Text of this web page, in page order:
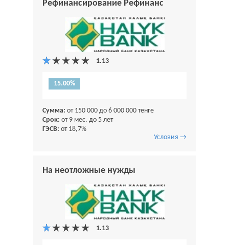
Рефинансирование Рефинанс
15.00%
Сумма: от 150 000 до 6 000 000 тенге
Срок: от 9 мес. до 5 лет
ГЭСВ: от 18,7%
Условия →
На неотложные нужды